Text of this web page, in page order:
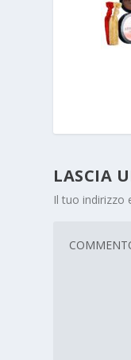
LASCIA
Il tuo indirizzo